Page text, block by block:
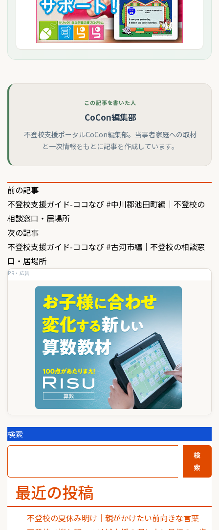
この記事を書いた人
CoCon編集部
不登校支援ポータルCoCon編集部。当事者家庭への取材
と一次情報をもとに記事を作成しています。
投
稿
ナ
ビ
ゲ
前の記事
不登校支援ガイド-ココなび #中川郡池田町編｜不登校の
相談窓口・居場所
次の記事
不登校支援ガイド-ココなび #古河市編｜不登校の相談窓
口・居場所
PR・広告
検索
検
索
最近の投稿
不登校の夏休み明け｜親がかけたい前向きな言葉